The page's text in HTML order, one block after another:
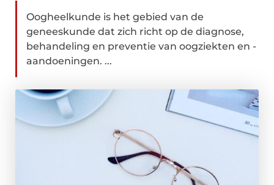
Oogheelkunde is het gebied van de
geneeskunde dat zich richt op de diagnose,
behandeling en preventie van oogziekten en -
aandoeningen. ...